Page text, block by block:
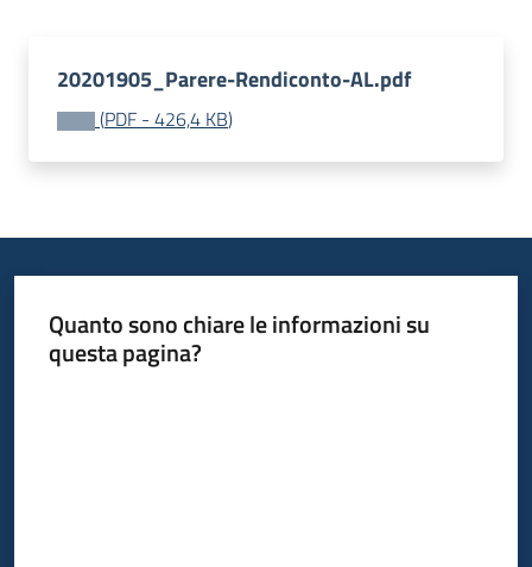
20201905_Parere-Rendiconto-AL.pdf
(PDF - 426,4 KB)
Quanto sono chiare le informazioni su
questa pagina?